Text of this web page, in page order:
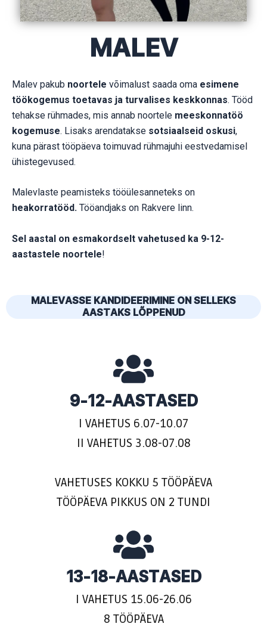
MALEV
Malev pakub noortele võimalust saada oma esimene
töökogemus toetavas ja turvalises keskkonnas. Tööd
tehakse rühmades, mis annab noortele meeskonnatöö
kogemuse. Lisaks arendatakse sotsiaalseid oskusi,
kuna pärast tööpäeva toimuvad rühmajuhi eestvedamisel
ühistegevused.
Malevlaste peamisteks tööülesanneteks on
heakorratööd. Tööandjaks on Rakvere linn.
Sel aastal on esmakordselt vahetused ka 9-12-
aastastele noortele!
MALEVASSE KANDIDEERIMINE ON SELLEKS
AASTAKS LÕPPENUD
9-12-AASTASED
I VAHETUS 6.07-10.07
II VAHETUS 3.08-07.08
VAHETUSES KOKKU 5 TÖÖPÄEVA
TÖÖPÄEVA PIKKUS ON 2 TUNDI
13-18-AASTASED
I VAHETUS 15.06-26.06
8 TÖÖPÄEVA